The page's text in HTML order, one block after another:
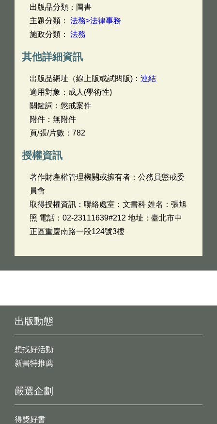
出版品分類：圖書
主題分類： 法務>法律事務
施政分類： 法務
其他詳細資訊
出版品網址（線上版或試閱版)： 連結
適用對象：成人(學術性)
關鍵詞：懲戒案件
附件：無附件
頁/張/片數：782
授權資訊
著作財產權管理機關或擁有者：公務員懲戒委
員會
取得授權資訊：聯絡處室：文書科 姓名：張旭
照 電話：02-23111639#212 地址：臺北市中
正區重慶南路一段124號3樓
出版動態
想找好活動
新書特推薦
嚴選企劃
得獎好書